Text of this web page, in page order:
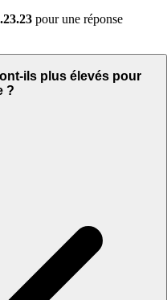
pour une réponse
ils plus élevés pour
?